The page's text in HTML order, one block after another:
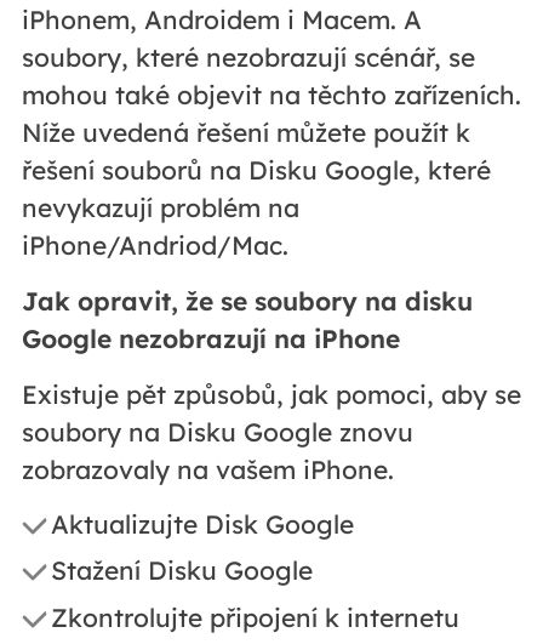
iPhonem, Androidem i Macem. A
soubory, které nezobrazují scénář, se
mohou také objevit na těchto zařízeních.
Níže uvedená řešení můžete použít k
řešení souborů na Disku Google, které
nevykazují problém na
iPhone/Andriod/Mac.
Jak opravit, že se soubory na disku
Google nezobrazují na iPhone
Existuje pět způsobů, jak pomoci, aby se
soubory na Disku Google znovu
zobrazovaly na vašem iPhone.
Aktualizujte Disk Google
Stažení Disku Google
Zkontrolujte připojení k internetu